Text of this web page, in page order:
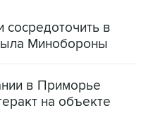
в
Минобороны
в Приморье
на объекте